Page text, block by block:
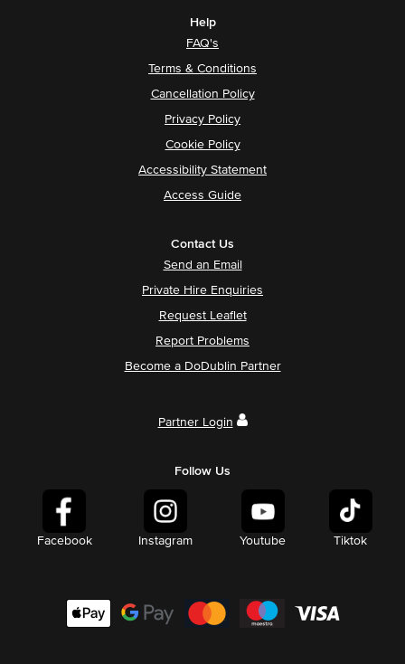
Help
FAQ's
Terms & Conditions
Cancellation Policy
Privacy Policy
Cookie Policy
Accessibility Statement
Access Guide
Contact Us
Send an Email
Private Hire Enquiries
Request Leaflet
Report Problems
Become a DoDublin Partner
Partner Login
Follow Us
Facebook Instagram Youtube Tiktok